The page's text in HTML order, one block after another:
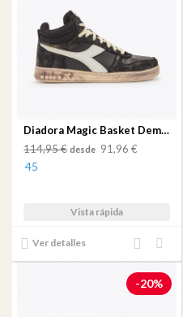
Diadora Magic Basket Demi Stained Black/Black/Black
114,95 € desde 91,96 €
45
Vista rápida
Ver detalles
Añadir
lista
de
Añadir
al
comparador
-20%